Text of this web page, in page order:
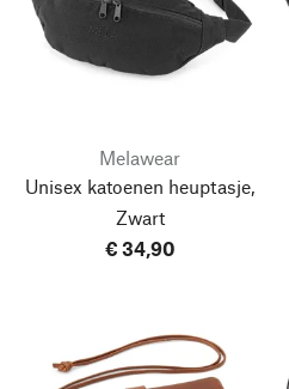
Melawear
Unisex katoenen heuptasje,
Zwart
€ 34,90